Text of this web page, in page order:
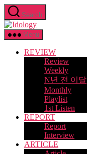
Skip
to
the
content
Search
Idology
Menu
REVIEW
Review
Weekly
N년 전 이달
Monthly
Playlist
1st Listen
REPORT
Report
Interview
ARTICLE